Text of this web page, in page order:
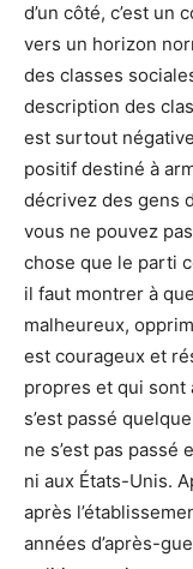
d’un côté, c’est
vers un horizon
des classes
description des
est surtout
positif destiné à
décrivez des gens
vous ne pouvez
chose que le parti
il faut montrer à
malheureux,
est courageux et
propres et qui sont
s’est passé
ne s’est pas passé
ni aux États-Unis.
après
années d’après-